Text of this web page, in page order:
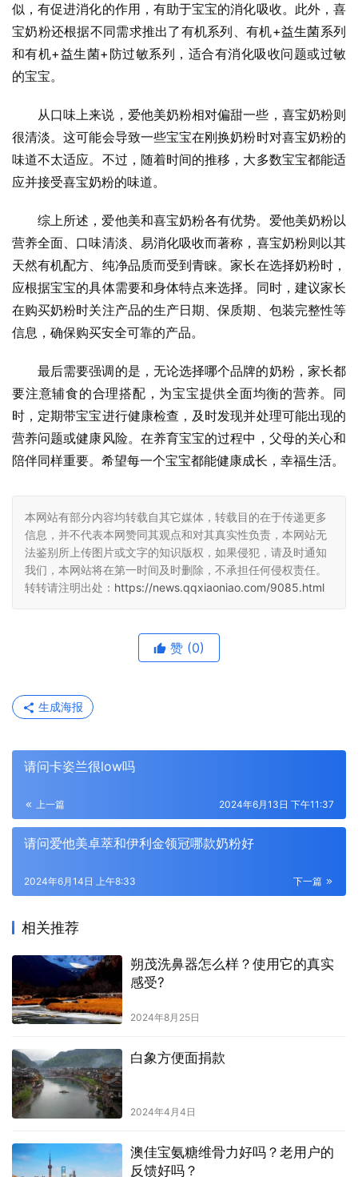
似，有促进消化的作用，有助于宝宝的消化吸收。此外，喜
宝奶粉还根据不同需求推出了有机系列、有机+益生菌系列
和有机+益生菌+防过敏系列，适合有消化吸收问题或过敏
的宝宝。
从口味上来说，爱他美奶粉相对偏甜一些，喜宝奶粉则
很清淡。这可能会导致一些宝宝在刚换奶粉时对喜宝奶粉的
味道不太适应。不过，随着时间的推移，大多数宝宝都能适
应并接受喜宝奶粉的味道。
综上所述，爱他美和喜宝奶粉各有优势。爱他美奶粉以
营养全面、口味清淡、易消化吸收而著称，喜宝奶粉则以其
天然有机配方、纯净品质而受到青睐。家长在选择奶粉时，
应根据宝宝的具体需要和身体特点来选择。同时，建议家长
在购买奶粉时关注产品的生产日期、保质期、包装完整性等
信息，确保购买安全可靠的产品。
最后需要强调的是，无论选择哪个品牌的奶粉，家长都
要注意辅食的合理搭配，为宝宝提供全面均衡的营养。同
时，定期带宝宝进行健康检查，及时发现并处理可能出现的
营养问题或健康风险。在养育宝宝的过程中，父母的关心和
陪伴同样重要。希望每一个宝宝都能健康成长，幸福生活。
本网站有部分内容均转载自其它媒体，转载目的在于传递更多
信息，并不代表本网赞同其观点和对其真实性负责，本网站无
法鉴别所上传图片或文字的知识版权，如果侵犯，请及时通知
我们，本网站将在第一时间及时删除，不承担任何侵权责任。
转转请注明出处： https://news.qqxiaoniao.com/9085.html
赞 (0)
生成海报
请问卡姿兰很low吗
上一篇 2024年6月13日 下午11:37
请问爱他美卓萃和伊利金领冠哪款奶粉好
下一篇
2024年6月14日 上午8:33
相关推荐
朔茂洗鼻器怎么样？使用它的真实
感受?
2024年8月25日
白象方便面捐款
2024年4月4日
澳佳宝氨糖维骨力好吗？老用户的
反馈好吗？